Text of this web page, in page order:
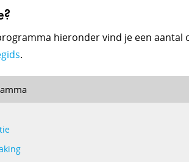
hieronder vind je een aantal
.